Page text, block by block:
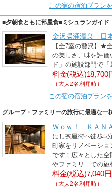
この宿の宿泊プラン
■夕朝食ともに部屋食■ミシュランガイド
金沢湯涌温泉 日
【全7室の贅沢】★
の美しさ、味を評価
ド」の施設部門で
料金(税込)18,700
（大人2名利用時）
この宿の宿泊プラン
グループ・ファミリーの旅行に最適な一
Ｗｏｗ！ ＫＡＮ
にし茶屋街へ徒歩5
町家をリノベーショ
です！広々とした空
やファミリーでの旅
料金(税込)7,040
（大人2名利用時）